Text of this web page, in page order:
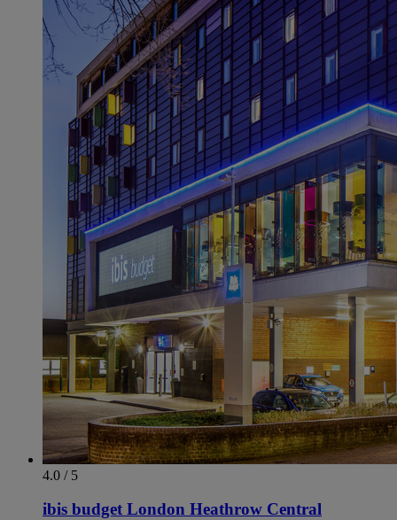
4.0 / 5
ibis budget London Heathrow Central